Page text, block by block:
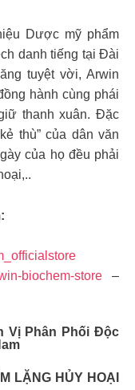
Dược mỹ phẩm
danh tiếng tại Đài
tuyệt vời, Arwin
hành cùng phái
thanh xuân. Đặc
thù” của dân văn
của họ đều phải
biochem-store–
Vị Phân Phối Độc
LẶNG HỦY HOẠI